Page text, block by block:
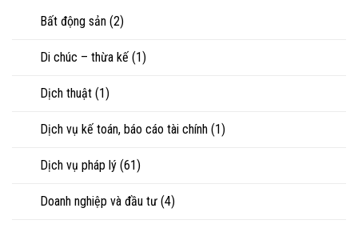
chấp
Bất động sản (2)
Di chúc – thừa kế (1)
Dịch thuật (1)
Dịch vụ kế toán, báo cáo tài chính (1)
Dịch vụ pháp lý (61)
Doanh nghiệp và đầu tư (4)